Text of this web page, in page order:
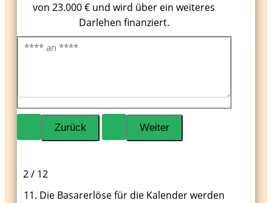
von 23.000 € und wird über ein weiteres
Darlehen finanziert.
2 / 12
11. Die Basarerlöse für die Kalender werden